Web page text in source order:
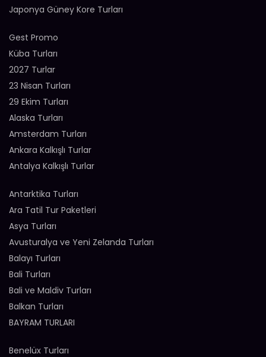
Japonya Güney Kore Turları
Gest Promo
Küba Turları
2027 Turlar
23 Nisan Turları
29 Ekim Turları
Alaska Turları
Amsterdam Turları
Ankara Kalkışlı Turlar
Antalya Kalkışlı Turlar
Antarktika Turları
Ara Tatil Tur Paketleri
Asya Turları
Avusturalya ve Yeni Zelanda Turları
Balayı Turları
Bali Turları
Bali ve Maldiv Turları
Balkan Turları
BAYRAM TURLARI
Benelüx Turları